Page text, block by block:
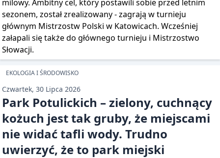
milowy. Ambitny cel, który postawili sobie przed letnim
sezonem, został zrealizowany - zagrają w turnieju
głównym Mistrzostw Polski w Katowicach. Wcześniej
załapali się także do głównego turnieju i Mistrzostwo
Słowacji.
EKOLOGIA I ŚRODOWISKO
Czwartek, 30 Lipca 2026
Park Potulickich – zielony, cuchnący
kożuch jest tak gruby, że miejscami
nie widać tafli wody. Trudno
uwierzyć, że to park miejski